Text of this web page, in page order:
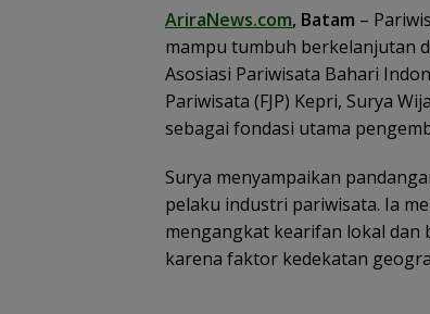
AriraNews.com, Batam –
mampu tumbuh berkelanjutan
Asosiasi Pariwisata Bahari
Pariwisata (FJP) Kepri, Surya
sebagai fondasi utama
Surya menyampaikan
pelaku industri pariwisata. Ia
mengangkat kearifan lokal dan
karena faktor kedekatan